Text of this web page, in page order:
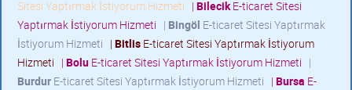
Sitesi Yaptırmak İstiyorum Hizmeti | BilecikE-ticaret Sitesi
Yaptırmak İstiyorum Hizmeti | Bingöl E-ticaret Sitesi Yaptırmak
İstiyorum Hizmeti | Bitlis E-ticaret Sitesi Yaptırmak İstiyorum
Hizmeti | Bolu E-ticaret Sitesi Yaptırmak İstiyorum Hizmeti |
Burdur E-ticaret Sitesi Yaptırmak İstiyorum Hizmeti | Bursa E-